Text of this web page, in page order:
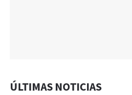
ÚLTIMAS NOTICIAS